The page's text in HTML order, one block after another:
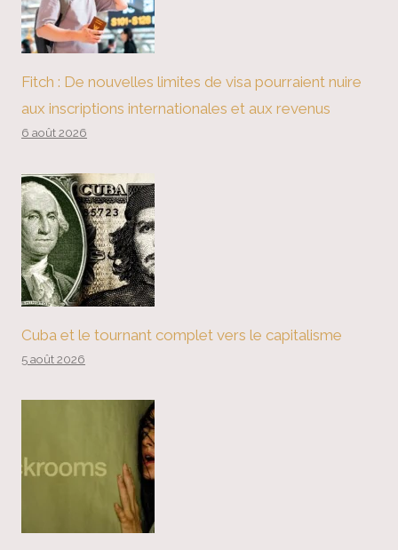
Fitch : De nouvelles limites de visa pourraient nuire
aux inscriptions internationales et aux revenus
6 août 2026
Cuba et le tournant complet vers le capitalisme
5 août 2026